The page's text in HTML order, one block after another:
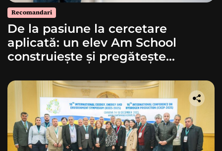
Recomandari
De la pasiune la cercetare
aplicată: un elev Am School
construiește și pregătește